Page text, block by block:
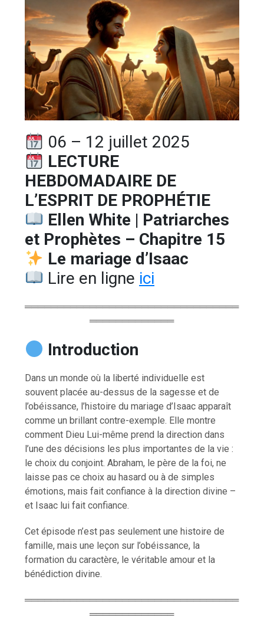
06 – 12 juillet 2025
LECTURE
HEBDOMADAIRE DE
L’ESPRIT DE PROPHÉTIE
Ellen White | Patriarches
et Prophètes – Chapitre 15
Le mariage d’Isaac
Lire en ligne ici
═════════════════════════════════
═════════════
Introduction
Dans un monde où la liberté individuelle est
souvent placée au-dessus de la sagesse et de
l’obéissance, l’histoire du mariage d’Isaac apparaît
comme un brillant contre-exemple. Elle montre
comment Dieu Lui-même prend la direction dans
l’une des décisions les plus importantes de la vie :
le choix du conjoint. Abraham, le père de la foi, ne
laisse pas ce choix au hasard ou à de simples
émotions, mais fait confiance à la direction divine –
et Isaac lui fait confiance.
Cet épisode n’est pas seulement une histoire de
famille, mais une leçon sur l’obéissance, la
formation du caractère, le véritable amour et la
bénédiction divine.
═════════════════════════════════
═════════════